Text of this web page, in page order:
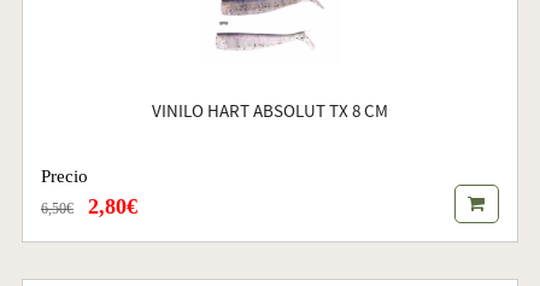
VINILO HART ABSOLUT TX 8 CM
Precio
6,50€ 2,80€